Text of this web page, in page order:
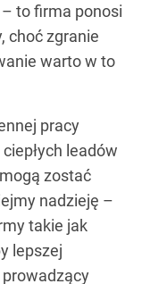
to firma ponosi
choć zgranie
warto w to
pracy
leadów
zostać
nadzieję –
takie jak
lepszej